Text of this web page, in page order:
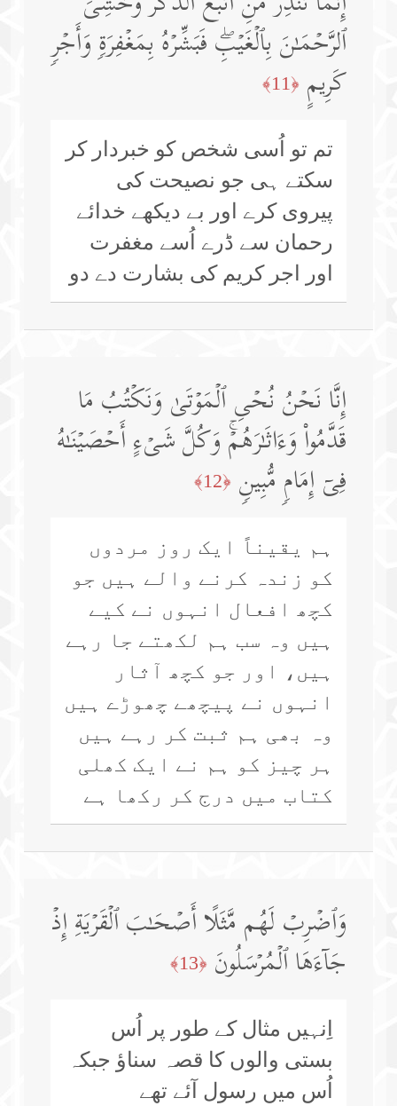
ٱلرَّحۡمَـٰنَ بِٱلۡغَیۡبِۖ فَبَشِّرۡهُ بِمَغۡفِرَةࣲ وَأَجۡرࣲ
كَرِیمٍ ﴿11﴾
تم تو اُسی شخص کو خبردار کر
سکتے ہی جو نصیحت کی
پیروی کرے اور بے دیکھے خدائے
رحمان سے ڈرے اُسے مغفرت
اور اجر کریم کی بشارت دے دو
إِنَّا نَحۡنُ نُحۡیِ ٱلۡمَوۡتَىٰ وَنَكۡتُبُ مَا
قَدَّمُوا۟ وَءَاثَـٰرَهُمۡۚ وَكُلَّ شَیۡءٍ أَحۡصَیۡنَـٰهُ
فِیۤ إِمَامࣲ مُّبِینࣲ ﴿12﴾
ہم یقیناً ایک روز مردوں
کو زندہ کرنے والے ہیں جو
کچھ افعال انہوں نے کیے
ہیں وہ سب ہم لکھتے جا رہے
ہیں، اور جو کچھ آثار
انہوں نے پیچھے چھوڑے ہیں
وہ بھی ہم ثبت کر رہے ہیں
ہر چیز کو ہم نے ایک کھلی
کتاب میں درج کر رکھا ہے
وَٱضۡرِبۡ لَهُم مَّثَلًا أَصۡحَـٰبَ ٱلۡقَرۡیَةِ إِذۡ
جَاۤءَهَا ٱلۡمُرۡسَلُونَ ﴿13﴾
اِنہیں مثال کے طور پر اُس
بستی والوں کا قصہ سناؤ جبکہ
اُس میں رسول آئے تھے